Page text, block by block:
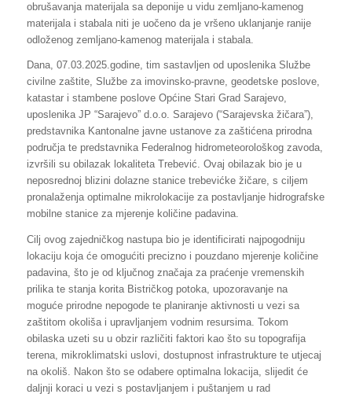
obrušavanja materijala sa deponije u vidu zemljano-kamenog
materijala i stabala niti je uočeno da je vršeno uklanjanje ranije
odloženog zemljano-kamenog materijala i stabala.
Dana, 07.03.2025.godine, tim sastavljen od uposlenika Službe
civilne zaštite, Službe za imovinsko-pravne, geodetske poslove,
katastar i stambene poslove Općine Stari Grad Sarajevo,
uposlenika JP “Sarajevo” d.o.o. Sarajevo (“Sarajevska žičara”),
predstavnika Kantonalne javne ustanove za zaštićena prirodna
područja te predstavnika Federalnog hidrometeorološkog zavoda,
izvršili su obilazak lokaliteta Trebević. Ovaj obilazak bio je u
neposrednoj blizini dolazne stanice trebevićke žičare, s ciljem
pronalaženja optimalne mikrolokacije za postavljanje hidrografske
mobilne stanice za mjerenje količine padavina.
Cilj ovog zajedničkog nastupa bio je identificirati najpogodniju
lokaciju koja će omogućiti precizno i pouzdano mjerenje količine
padavina, što je od ključnog značaja za praćenje vremenskih
prilika te stanja korita Bistričkog potoka, upozoravanje na
moguće prirodne nepogode te planiranje aktivnosti u vezi sa
zaštitom okoliša i upravljanjem vodnim resursima. Tokom
obilaska uzeti su u obzir različiti faktori kao što su topografija
terena, mikroklimatski uslovi, dostupnost infrastrukture te utjecaj
na okoliš. Nakon što se odabere optimalna lokacija, slijedit će
daljnji koraci u vezi s postavljanjem i puštanjem u rad